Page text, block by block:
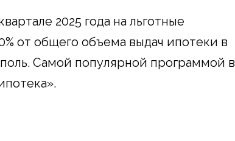
2025 года на льготные
от общего объема выдач ипотеки в
Самой популярной программой в